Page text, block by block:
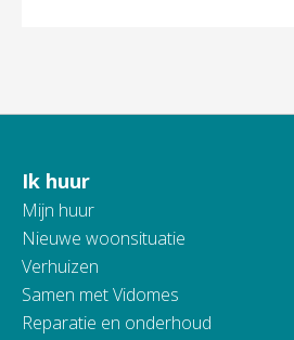
Contactinformatie
Ik huur
Mijn huur
Nieuwe woonsituatie
Verhuizen
Samen met Vidomes
Reparatie en onderhoud